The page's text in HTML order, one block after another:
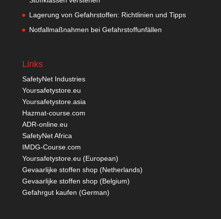
Lagerung von Gefahrstoffen: Richtlinien und Tipps
Notfallmaßnahmen bei Gefahrstoffunfällen
Links
SafetyNet Industries
Yoursafetystore.eu
Yoursafetystore.asia
Hazmat-course.com
ADR-online.eu
SafetyNet Africa
IMDG-Course.com
Yoursafetystore.eu (European)
Gevaarlijke stoffen shop (Netherlands)
Gevaarlijke stoffen shop (Belgium)
Gefahrgut kaufen (German)